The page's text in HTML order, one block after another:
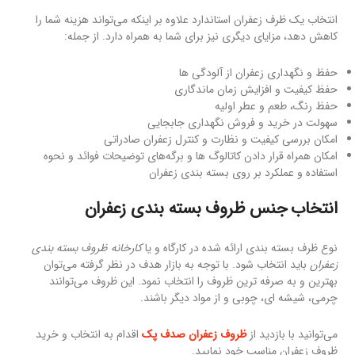
انتخاب یک ظرف زعفران استاندارد علاوه بر اینکه می‌تواند هزینه شما را
کاهش دهد، مزایای دیگری نیز برای شما به همراه دارد. از جمله:
حفظ و نگهداری زعفران از آلودگی ها
حفظ کیفیت و افزایش زمان ماندگاری
حفظ رنگ، طعم و عطر اولیه
سهولت در خرید و فروش نگهداری جابجایی
امکان بررسی کیفیت و نظارت و کنترل زعفران صادراتی
امکان همراه قرار دادن کاتالوگ ها و برگه‌های توضیحات فوائد و نحوه
استفاده و عملکرد بر روی بسته بندی زعفران
انتخاب جنس ظروف بسته بندی زعفران
نوع ظرف بسته بندی ارائه شده در کارگاه و یاکارخانه ظروف بسته بندی
زعفران باید انتخاب شود. با توجه به بازار هدف در نظر گرفته می‌توان
بهترین و به صرفه ترین ظروف را انتخاب نمود. این ظروف می‌توانند
چرمی، شیشه ای، چوبی و از مواد دیگر باشند.
می‌توانید با بازدید ازظروف زعفران صدف پک اقدام به انتخاب و خرید
ظروف زعفران مناسب خود نمایید.